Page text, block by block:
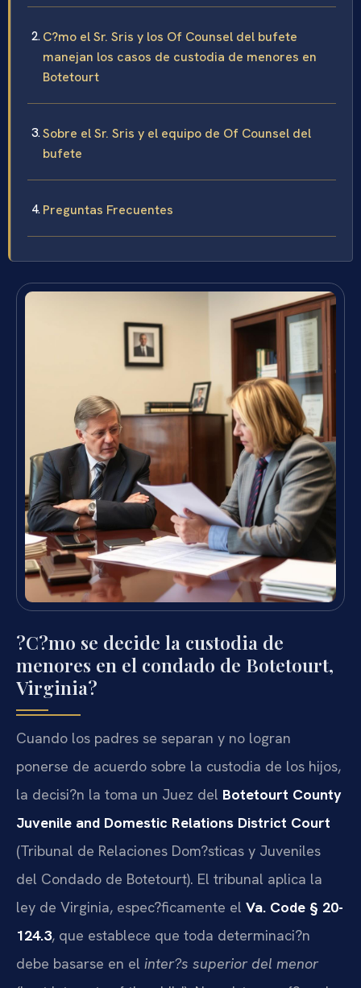
C?mo el Sr. Sris y los Of Counsel del bufete
manejan los casos de custodia de menores en
Botetourt
Sobre el Sr. Sris y el equipo de Of Counsel del
bufete
Preguntas Frecuentes
?C?mo se decide la custodia de
menores en el condado de Botetourt,
Virginia?
Cuando los padres se separan y no logran
ponerse de acuerdo sobre la custodia de los hijos,
la decisi?n la toma un Juez del Botetourt County
Juvenile and Domestic Relations District Court
(Tribunal de Relaciones Dom?sticas y Juveniles
del Condado de Botetourt). El tribunal aplica la
ley de Virginia, espec?ficamente el Va. Code § 20-
124.3, que establece que toda determinaci?n
debe basarse en el inter?s superior del menor